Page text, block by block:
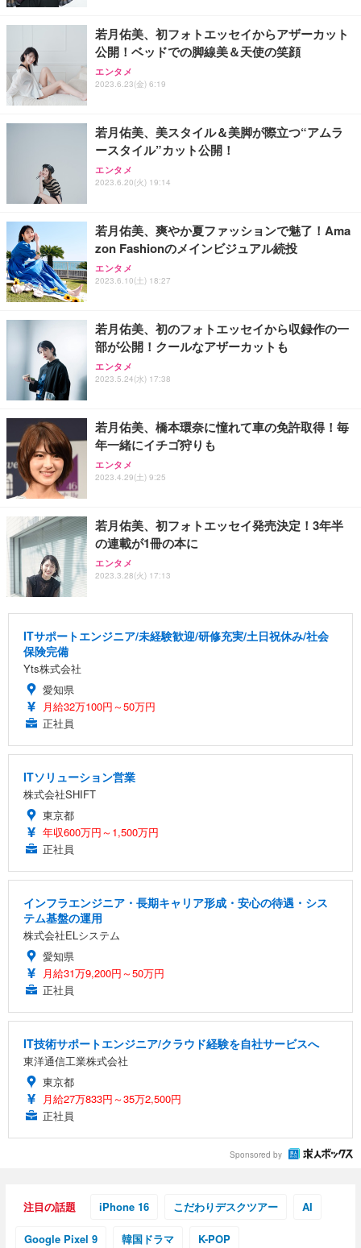
務用 おしゃれ パソコンチェア (ホワイト)
ANDWINT オフィスチェア デスクチェア 肘なし メ
ッシュ 通気性 ランバーサポート付き 腰サポート ガ
ス圧無段階昇降 360度回転 キャスター付き コンパク
【MiniLED/24.5inch/280Hz/FHD】GRAPHT THE S
HOOTER Gaming Monitor 24” Essential ゲーミン
グモニター QD 24.5インチ 1ms FHD 量子ドット 残
アイリスオーヤマ ペットシーツ 超厚型 お徳用 レギ
ュラー 200枚入【Amazon.co.jp限定】
若月佑美、初フォトエッセイからアザーカット
公開！ベッドでの脚線美＆天使の笑顔
エンタメ
2023.6.23(金) 6:19
若月佑美、美スタイル＆美脚が際立つ“アムラ
ースタイル”カット公開！
エンタメ
2023.6.20(火) 19:14
若月佑美、爽やか夏ファッションで魅了！Ama
zon Fashionのメインビジュアル続投
エンタメ
2023.6.10(土) 18:27
若月佑美、初のフォトエッセイから収録作の一
部が公開！クールなアザーカットも
エンタメ
2023.5.24(水) 17:38
若月佑美、橋本環奈に憧れて車の免許取得！毎
年一緒にイチゴ狩りも
エンタメ
2023.4.29(土) 9:25
若月佑美、初フォトエッセイ発売決定！3年半
の連載が1冊の本に
エンタメ
2023.3.28(火) 17:13
ITサポートエンジニア/未経験歓迎/研修充実/土日祝休み/社会
保険完備
Yts株式会社
愛知県
月給32万100円～50万円
正社員
ITソリューション営業
株式会社SHIFT
東京都
年収600万円～1,500万円
正社員
インフラエンジニア・長期キャリア形成・安心の待遇・シス
テム基盤の運用
株式会社ELシステム
愛知県
月給31万9,200円～50万円
正社員
IT技術サポートエンジニア/クラウド経験を自社サービスへ
東洋通信工業株式会社
東京都
月給27万833円～35万2,500円
正社員
Sponsored by
注目の話題 iPhone 16 こだわりデスクツアー AI
Google Pixel 9 韓国ドラマ K-POP